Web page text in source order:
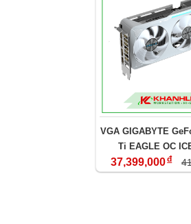
VGA GIGABYTE
Ti EAGLE OC
37,399,000đ